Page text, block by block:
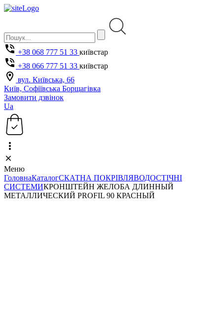
+38 068 777 51 33 київстар
+38 066 777 51 33 київстар
вул. Київська, 66
Київ, Софіївська Борщагівка
Замовити дзвінок
Ua
Меню
ГоловнаКаталогСКАТНА ПОКРІВЛЯВОДОСТІЧНІ
СИСТЕМИКРОНШТЕЙН ЖЕЛОБА ДЛИННЫЙ
МЕТАЛЛИЧЕСКИЙ PROFIL 90 КРАСНЫЙ